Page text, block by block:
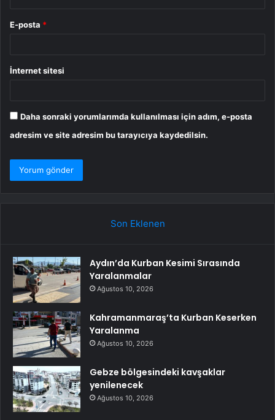
E-posta *
İnternet sitesi
Daha sonraki yorumlarımda kullanılması için adım, e-posta
adresim ve site adresim bu tarayıcıya kaydedilsin.
Son Eklenen
Aydın’da Kurban Kesimi Sırasında
Yaralanmalar
Ağustos 10, 2026
Kahramanmaraş’ta Kurban Keserken
Yaralanma
Ağustos 10, 2026
Gebze bölgesindeki kavşaklar
yenilenecek
Ağustos 10, 2026